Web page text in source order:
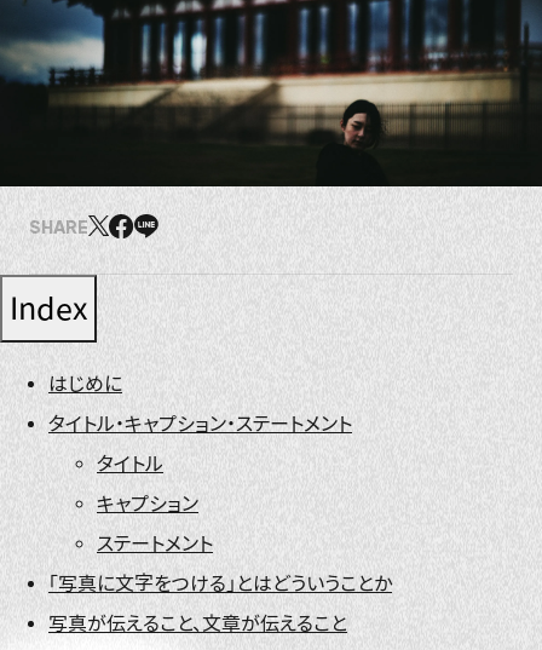
SHARE
Index
はじめに
タイトル・キャプション・ステートメント
タイトル
キャプション
ステートメント
「写真に文字をつける」とはどういうことか
写真が伝えること、文章が伝えること